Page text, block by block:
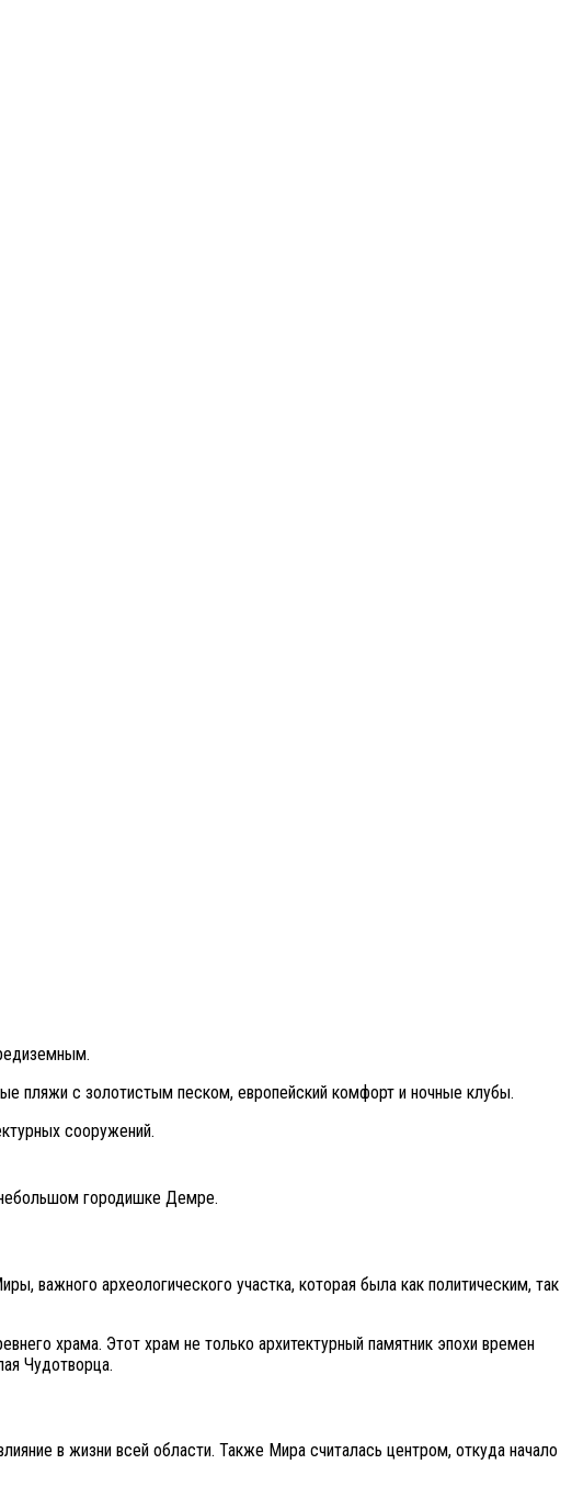
пляжи с золотистым песком, европейский комфорт и ночные клубы.
сооружений.
небольшом городишке Демре.
важного археологического участка, которая была как политическим, так
храма. Этот храм не только архитектурный памятник эпохи времен
Чудотворца.
в жизни всей области. Также Мира считалась центром, откуда начало